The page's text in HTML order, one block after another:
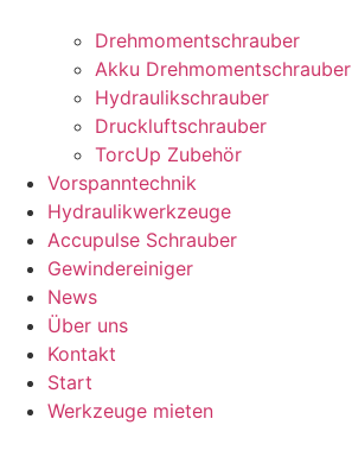
Drehmomentschrauber
Akku Drehmomentschrauber
Hydraulikschrauber
Druckluftschrauber
TorcUp Zubehör
Vorspanntechnik
Hydraulikwerkzeuge
Accupulse Schrauber
Gewindereiniger
News
Über uns
Kontakt
Start
Werkzeuge mieten